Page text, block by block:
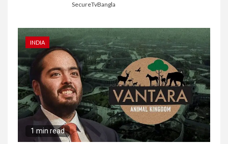
SecureTvBangla
INDIA
1 min read